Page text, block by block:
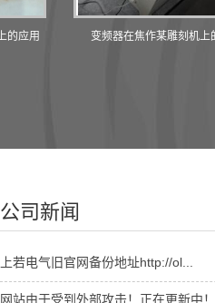
变频器在焦作某雕刻机上的应用
公司新闻
上若电气旧官网备份地址http://ol...
网站由于受到外部攻击！正在更新中！